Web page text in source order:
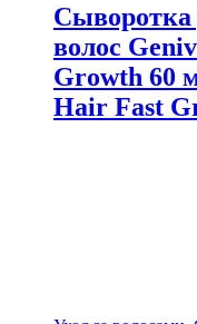
Сыворотка
волос
Growth 60
Hair Fast